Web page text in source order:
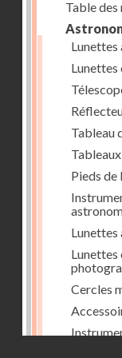
Table des
Lunettes
Tableau
Pieds de
Lunettes
Cercles